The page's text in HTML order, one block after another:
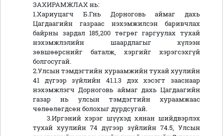
ЗАХИРАМЖЛАХ нь:
1.Хариуцагч Б.Гнь Дорноговь аймаг дахь
Цагдаагийн газраас нэхэмжилсэн баривчлах
байрны зардал 185,200 төгрөг гаргуулах тухай
нэхэмжлэлийн шаардлагыг хүлээн
зөвшөөрснийг баталж, хэргийг хэрэгсэхгүй
болгосугай.
2.Улсын тэмдэгтийн хураамжийн тухай хуулийн
41 дүгээр зүйлийн 41.1.3 дэх хэсэгт зааснаар
нэхэмжлэгч Дорноговь аймаг дахь Цагдаагийн
газар нь улсын тэмдэгтийн хураамжаас
чөлөөлөгдсөн болохыг дурдсугай.
3.Иргэний хэрэг шүүхэд хянан шийдвэрлэх
тухай хуулийн 74 дүгээр зүйлийн 74.5, Улсын